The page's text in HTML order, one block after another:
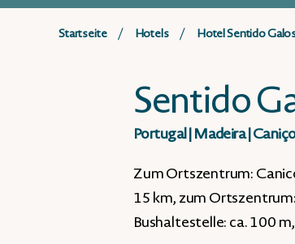
Startseite Hotels Hotel Sentido
Sentido
Portugal|Madeira|
Zum Ortszentrum:
15 km, zum
Bushaltestelle: ca. 100